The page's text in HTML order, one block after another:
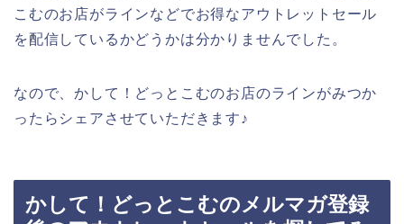
こむのお店がラインなどでお得なアウトレットセール
を配信しているかどうかは分かりませんでした。
なので、かして！どっとこむのお店のラインがみつか
ったらシェアさせていただきます♪
かして！どっとこむのメルマガ登録